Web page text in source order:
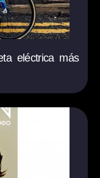
eléctrica más